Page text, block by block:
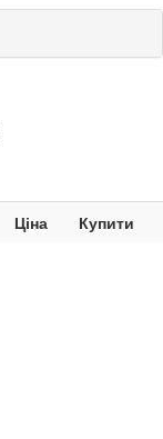
Ціна Купити